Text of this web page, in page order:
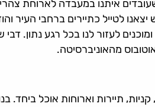
איתנו במעבדה לארוחת
לטייל כתיירים ברחבי העיר
לעזור לנו בכל רגע נתון.
תיירות וארוחות אוכל